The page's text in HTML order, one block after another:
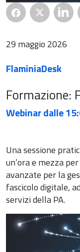
29 maggio 2026
FlaminiaDesk
Formazione:
Webinar dalle
Una sessione
un’ora e mezza
avanzate per la
fascicolo digitale,
servizi della PA.